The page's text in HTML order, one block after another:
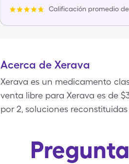
Calificación promedio
Acerca de Xerava
Xerava es un medicamento
venta libre para Xerava es de
por 2, soluciones